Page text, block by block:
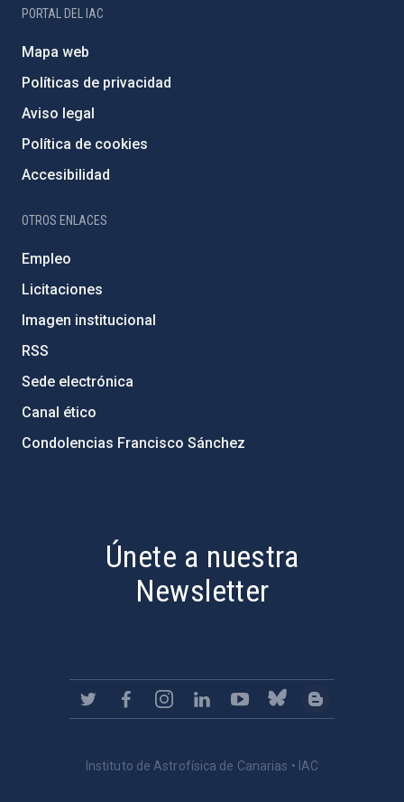
PORTAL DEL IAC
Mapa web
Políticas de privacidad
Aviso legal
Política de cookies
Accesibilidad
OTROS ENLACES
Empleo
Licitaciones
Imagen institucional
RSS
Sede electrónica
Canal ético
Condolencias Francisco Sánchez
Únete a nuestra
Newsletter
Instituto de Astrofísica de Canarias • IAC